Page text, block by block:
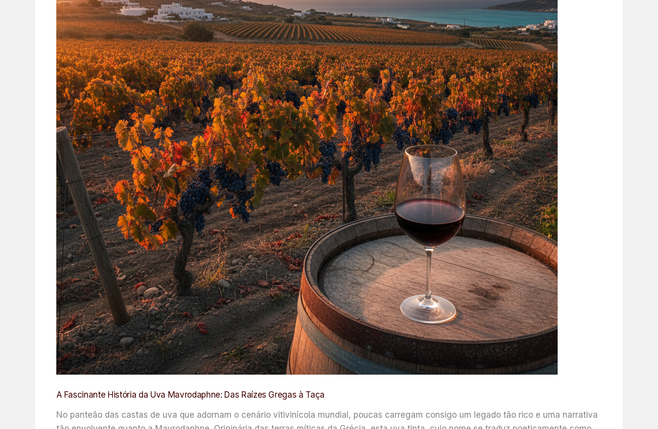
A Fascinante História da Uva Mavrodaphne: Das Raízes Gregas à Taça
No panteão das castas de uva que adornam o cenário vitivinícola mundial, poucas carregam consigo um legado tão rico e uma narrativa